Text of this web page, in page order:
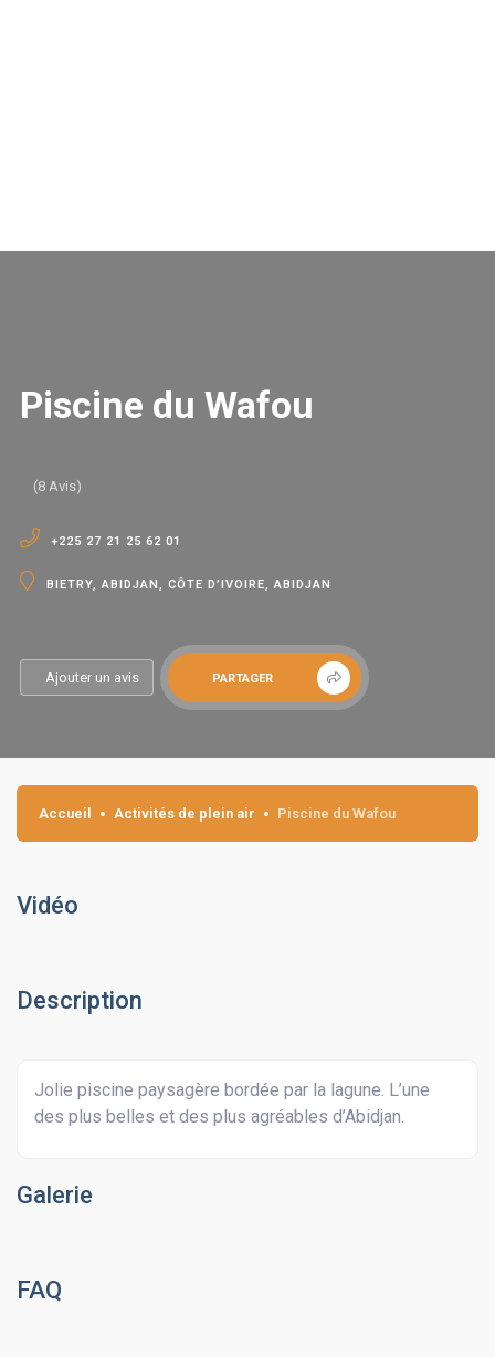
Piscine du Wafou
(8 Avis)
+225 27 21 25 62 01
BIETRY, ABIDJAN, CÔTE D’IVOIRE, ABIDJAN
Ajouter un avis PARTAGER
Accueil Activités de plein air Piscine du Wafou
Vidéo
Description
Jolie piscine paysagère bordée par la lagune. L’une
des plus belles et des plus agréables d’Abidjan.
Galerie
FAQ